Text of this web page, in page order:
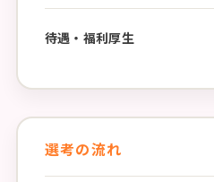
待遇・福利厚生
選考の流れ